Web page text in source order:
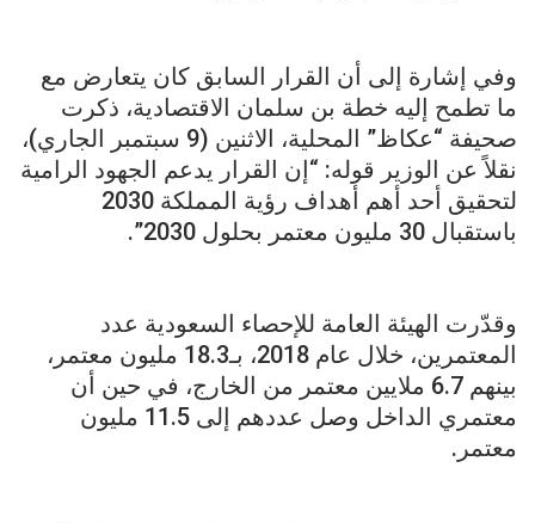
وفي إشارة إلى أن القرار السابق كان يتعارض مع
ما تطمح إليه خطة بن سلمان الاقتصادية، ذكرت
صحيفة “عكاظ” المحلية، الاثنين (9 سبتمبر الجاري)،
نقلاً عن الوزير قوله: “إن القرار يدعم الجهود الرامية
لتحقيق أحد أهم أهداف رؤية المملكة 2030
باستقبال 30 مليون معتمر بحلول 2030”.
وقدّرت الهيئة العامة للإحصاء السعودية عدد
المعتمرين، خلال عام 2018، بـ18.3 مليون معتمر،
بينهم 6.7 ملايين معتمر من الخارج، في حين أن
معتمري الداخل وصل عددهم إلى 11.5 مليون
معتمر.